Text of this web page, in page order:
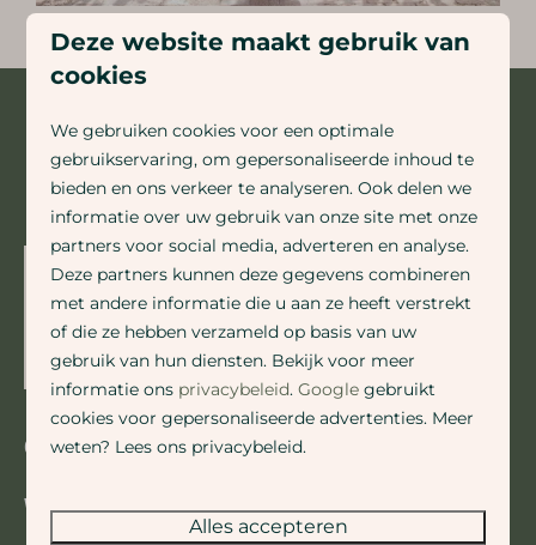
Veilig betalen
Contact
Wietze van Wegen
Whatsapp met Wietze
Deze website maakt gebruik van
cookies
We gebruiken cookies voor een optimale
gebruikservaring, om gepersonaliseerde inhoud te
bieden en ons verkeer te analyseren. Ook delen we
informatie over uw gebruik van onze site met onze
partners voor social media, adverteren en analyse.
Deze partners kunnen deze gegevens combineren
met andere informatie die u aan ze heeft verstrekt
of die ze hebben verzameld op basis van uw
gebruik van hun diensten. Bekijk voor meer
informatie ons privacybeleid.Google gebruikt
cookies voor gepersonaliseerde advertenties. Meer
weten? Lees ons privacybeleid.
Alles accepteren